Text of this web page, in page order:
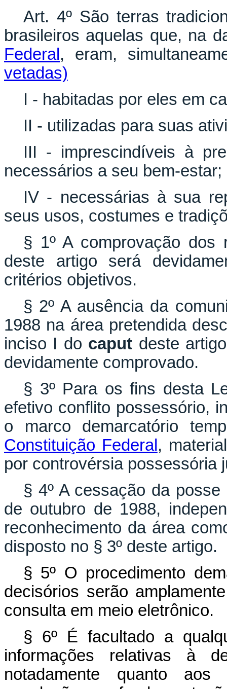
Art. 4º São terras
brasileiros aquelas que, na
Federal , eram,
vetadas)
I - habitadas por eles em
II - utilizadas para suas
III - imprescindíveis à
necessários a seu bem-estar;
IV - necessárias à sua
seus usos, costumes e
§ 1º A comprovação
deste artigo será
critérios objetivos.
§ 2º A ausência da
1988 na área pretendida
inciso I do caput deste
devidamente comprovado.
§ 3º Para os fins desta
efetivo conflito possessório,
o marco demarcatório
Constituição Federal ,
por controvérsia possessória
§ 4º A cessação da
de outubro de 1988,
reconhecimento da área
disposto no § 3º deste artigo.
§ 5º O procedimento
decisórios serão
consulta em meio eletrônico.
§ 6º É facultado a
informações relativas à
notadamente quanto